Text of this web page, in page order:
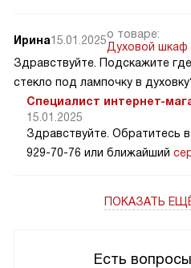
Есть
Ирина15.01.2025о товаре:
Духовой шкаф
Здравствуйте. Подскажите
стекло под лампочку в
Специалист интернет-
15.01.2025
Здравствуйте. Обратитесь
929-70-76 или ближайший
ПОКАЗАТЬ